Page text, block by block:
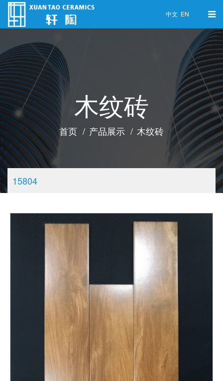
中文 EN
木纹砖
首页 产品展示 木纹砖
15804